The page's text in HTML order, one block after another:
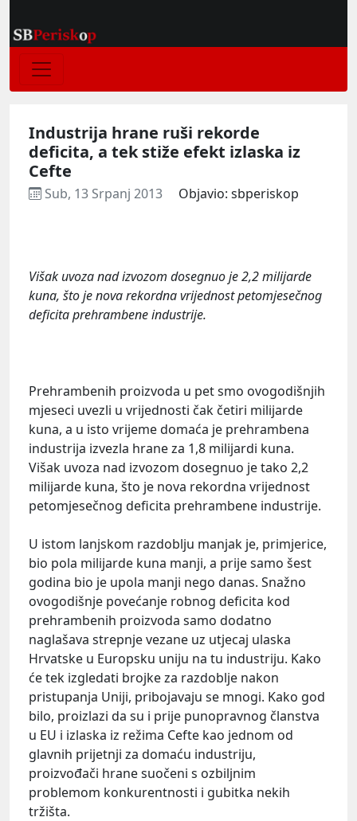
Industrija hrane ruši rekorde
deficita, a tek stiže efekt izlaska iz
Cefte
Sub, 13 Srpanj 2013 Objavio: sbperiskop
Višak uvoza nad izvozom dosegnuo je 2,2 milijarde
kuna, što je nova rekordna vrijednost petomjesečnog
deficita prehrambene industrije.
Prehrambenih proizvoda u pet smo ovogodišnjih
mjeseci uvezli u vrijednosti čak četiri milijarde
kuna, a u isto vrijeme domaća je prehrambena
industrija izvezla hrane za 1,8 milijardi kuna.
Višak uvoza nad izvozom dosegnuo je tako 2,2
milijarde kuna, što je nova rekordna vrijednost
petomjesečnog deficita prehrambene industrije.
U istom lanjskom razdoblju manjak je, primjerice,
bio pola milijarde kuna manji, a prije samo šest
godina bio je upola manji nego danas. Snažno
ovogodišnje povećanje robnog deficita kod
prehrambenih proizvoda samo dodatno
naglašava strepnje vezane uz utjecaj ulaska
Hrvatske u Europsku uniju na tu industriju. Kako
će tek izgledati brojke za razdoblje nakon
pristupanja Uniji, pribojavaju se mnogi. Kako god
bilo, proizlazi da su i prije punopravnog članstva
u EU i izlaska iz režima Cefte kao jednom od
glavnih prijetnji za domaću industriju,
proizvođači hrane suočeni s ozbiljnim
problemom konkurentnosti i gubitka nekih
tržišta.